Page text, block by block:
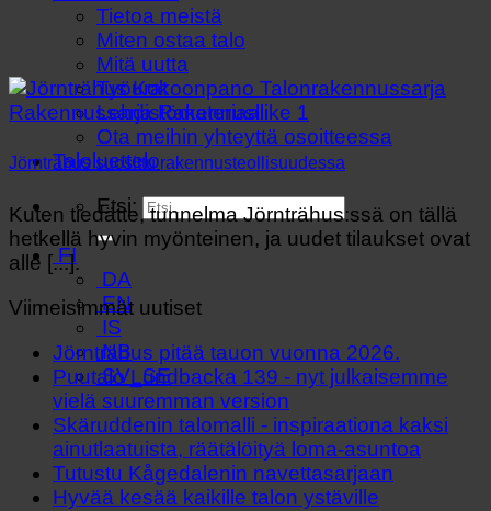
Tietoa meistä
Miten ostaa talo
Mitä uutta
Työurat
Lehdistömateriaali
Ota meihin yhteyttä osoitteessa
Taloluettelo
Etsi:
FI
DA
EN
IS
NB
SV_SE
Jörnträhus suosittu rakennusteollisuudessa
Kuten tiedätte, tunnelma Jörnträhus:ssä on tällä
hetkellä hyvin myönteinen, ja uudet tilaukset ovat
alle [...].
Viimeisimmät uutiset
Jörnträhus pitää tauon vuonna 2026.
Puutalo Lundbacka 139 - nyt julkaisemme
vielä suuremman version
Skäruddenin talomalli - inspiraationa kaksi
ainutlaatuista, räätälöityä loma-asuntoa
Tutustu Kågedalenin navettasarjaan
Hyvää kesää kaikille talon ystäville